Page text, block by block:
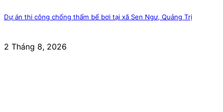
Dự án thi công chống thấm bể bơi tại xã Sen Ngư, Quảng Trị
2 Tháng 8, 2026